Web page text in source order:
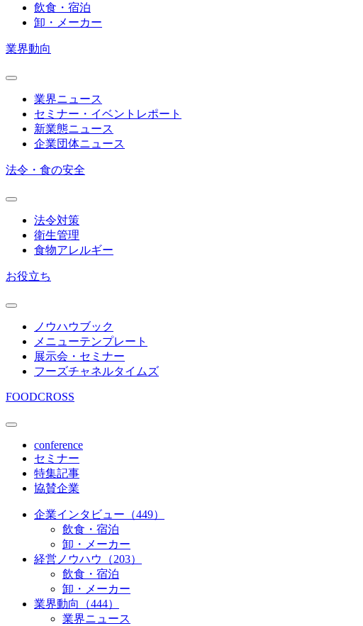
飲食・宿泊
卸・メーカー
業界動向
業界ニュース
セミナー・イベントレポート
新業態ニュース
企業団体ニュース
法令・食の安全
法令対策
衛生管理
食物アレルギー
お役立ち
ノウハウブック
メニューテンプレート
展示会・セミナー
フーズチャネルタイムズ
FOODCROSS
conference
セミナー
特集記事
協賛企業
企業インタビュー（449）
飲食・宿泊
卸・メーカー
経営ノウハウ（203）
飲食・宿泊
卸・メーカー
業界動向（444）
業界ニュース